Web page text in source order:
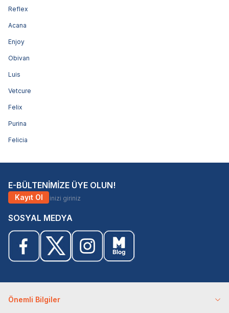
Reflex
Acana
Enjoy
Obivan
Luis
Vetcure
Felix
Purina
Felicia
E-BÜLTENİMİZE ÜYE OLUN!
Kayıt Ol
SOSYAL MEDYA
Önemli Bilgiler